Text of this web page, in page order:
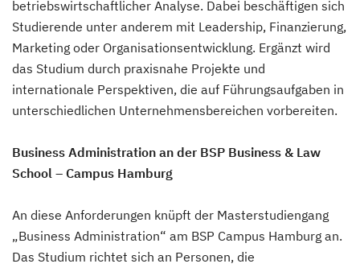
betriebswirtschaftlicher Analyse. Dabei beschäftigen sich
Studierende unter anderem mit Leadership, Finanzierung,
Marketing oder Organisationsentwicklung. Ergänzt wird
das Studium durch praxisnahe Projekte und
internationale Perspektiven, die auf Führungsaufgaben in
unterschiedlichen Unternehmensbereichen vorbereiten.
Business Administration an der BSP Business & Law
School – Campus Hamburg
An diese Anforderungen knüpft der Masterstudiengang
„Business Administration“ am BSP Campus Hamburg an.
Das Studium richtet sich an Personen, die